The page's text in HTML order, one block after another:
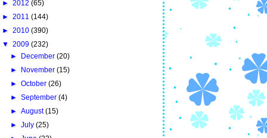
► 2012 (65)
► 2011 (144)
► 2010 (390)
▼ 2009 (232)
► December(20)
► November(15)
►October(26)
►September(4)
►August(15)
►July(25)